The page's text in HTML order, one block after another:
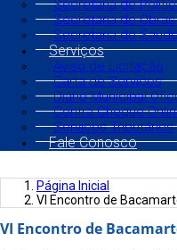
Secretaria de
Secretaria de
Secretaria de
Serviços
Aviso de Licitação
Carta de Serviços
Diário Municipal
Contra Cheque
Serviços Tributários
Fale Conosco
Página Inicial
VI Encontro de
VI Encontro de